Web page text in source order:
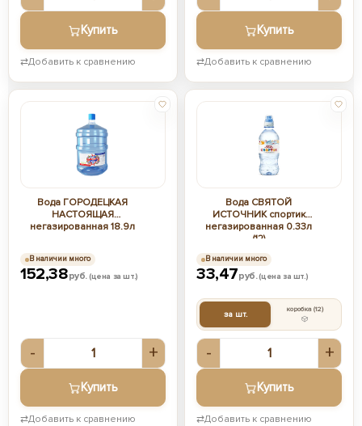
Купить
⇄Добавить к сравнению
Купить
⇄Добавить к сравнению
Вода ГОРОДЕЦКАЯ
НАСТОЯЩАЯ
негазированная 18.9л
152,38руб.(цена за шт.)
- +
Купить
В наличии много
⇄Добавить к сравнению
Вода СВЯТОЙ
ИСТОЧНИК спортик
негазированная 0.33л
(12)
33,47руб.(цена за шт.)
- +
за шт. коробка(12)
Купить
В наличии много
⇄Добавить к сравнению